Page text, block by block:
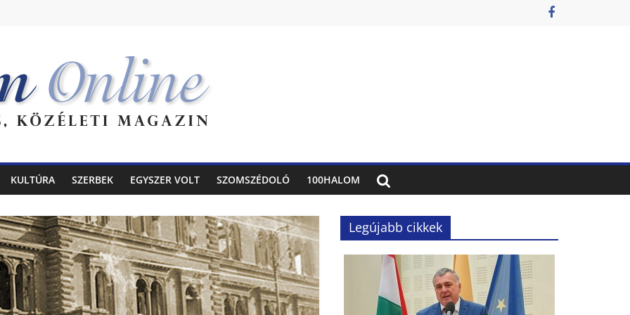
KULTÚRA SZERBEK EGYSZER VOLT SZOMSZÉDOLÓ 100HALOM
Legújabb cikkek